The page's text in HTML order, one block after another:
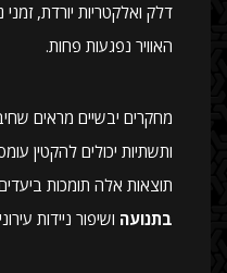
דלק ואלקטריות יורדת,
האוויר נפגעות פחות.
מחקרים יבשיים מראים
ותשתיות יכולים להקטין
תוצאות אלה תומכות
בתנועה ושיפור ניידות